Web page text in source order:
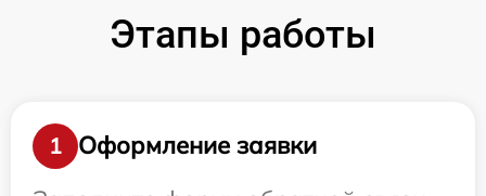
Этапы работы
1
Оформление заявки